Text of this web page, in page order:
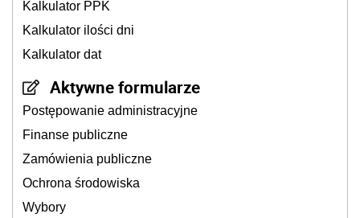
Kalkulator PPK
Kalkulator ilości dni
Kalkulator dat
Aktywne formularze
Postępowanie administracyjne
Finanse publiczne
Zamówienia publiczne
Ochrona środowiska
Wybory